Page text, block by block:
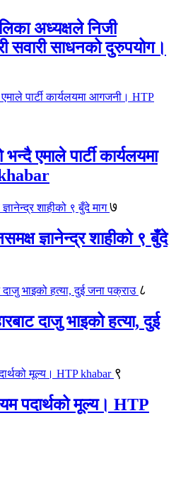
अध्यक्षले निजी
सवारी साधनको दुरुपयोग।
एमाले पार्टी कार्यलयमा
७
ज्ञानेन्द्र शाहीको ९ बुँदे
८
दाजु भाइको हत्या, दुई
९
पदार्थको मूल्य। HTP